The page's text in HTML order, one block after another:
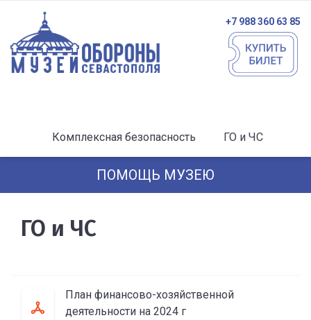
+7 988 360 63 85
Комплексная безопасность ГО и ЧС
ПОМОЩЬ МУЗЕЮ
ГО и ЧС
План финансово-хозяйственной
деятельности на 2024 г